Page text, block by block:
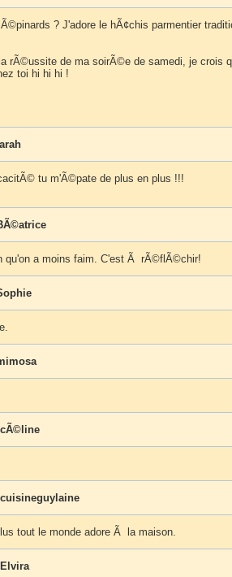
? J'adore le hÃ¢chis parmentier
rÃ©ussite de ma soirÃ©e de samedi, je crois
toi hi hi hi !
tu m'Ã©pate de plus en plus !!!
qu'on a moins faim. C'est Ã rÃ©flÃ©chir!
cÃ©line
cuisineguylaine
tout le monde adore Ã la maison.
Elvira